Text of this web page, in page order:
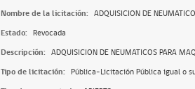
Nombre de la licitación: ADQUISICION DE
Estado: Revocada
Descripción: ADQUISICION DE NEUMATICOS PARA
Tipo de licitación: Pública-Licitación Pública igual o